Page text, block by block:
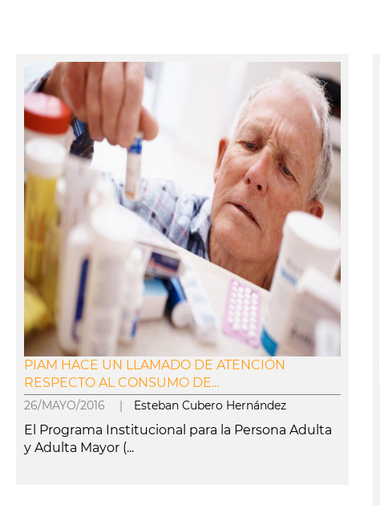
PIAM HACE UN LLAMADO DE ATENCIÓN
RESPECTO AL CONSUMO DE...
26/MAYO/2016 | Esteban Cubero Hernández
El Programa Institucional para la Persona Adulta
y Adulta Mayor (...